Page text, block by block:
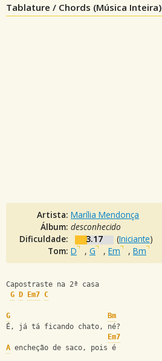
Tablature / Chords (Música Inteira)
Artista: Marília Mendonça
Álbum: desconhecido
Dificuldade:
3.17 (Iniciante)
Tom: D , G , Em , Bm
Capostraste na 2ª casa
G
D Em7 C
G
Bm
É, já tá ficando chato, né?
Em7
A encheção de saco, pois é